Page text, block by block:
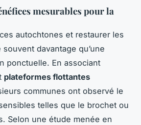
mesurables pour la
autochtones et restaurer les
davantage qu’une
ponctuelle. En associant
plateformes flottantes
communes ont observé le
telles que le brochet ou
Selon une étude menée en